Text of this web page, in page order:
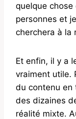
quelque
personnes et
cherchera à la
Et enfin, il y a
vraiment utile.
du contenu en
des dizaines
réalité mixte.